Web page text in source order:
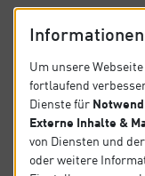
News
Datenschutz
Um unsere
fortlaufend
Dienste für
Externe Inhalte &
von Diensten und
oder weitere